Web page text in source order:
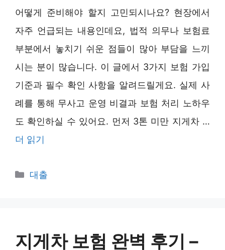
어떻게 준비해야 할지 고민되시나요? 현장에서
자주 언급되는 내용인데요, 법적 의무나 보험료
부분에서 놓치기 쉬운 점들이 많아 부담을 느끼
시는 분이 많습니다. 이 글에서 3가지 보험 가입
기준과 필수 확인 사항을 알려드릴게요. 실제 사
례를 통해 무사고 운영 비결과 보험 처리 노하우
도 확인하실 수 있어요. 먼저 3톤 미만 지게차 …
더 읽기
카
대출
지게차 보험 완벽 후기 –